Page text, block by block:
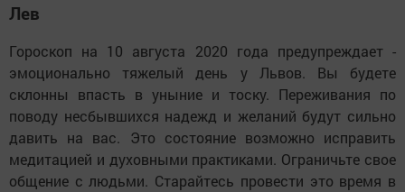
Лев
Гороскоп на 10 августа 2020 года предупреждает -
эмоционально тяжелый день у Львов. Вы будете
склонны впасть в уныние и тоску. Переживания по
поводу несбывшихся надежд и желаний будут сильно
давить на вас. Это состояние возможно исправить
медитацией и духовными практиками. Ограничьте свое
общение с людьми. Старайтесь провести это время в